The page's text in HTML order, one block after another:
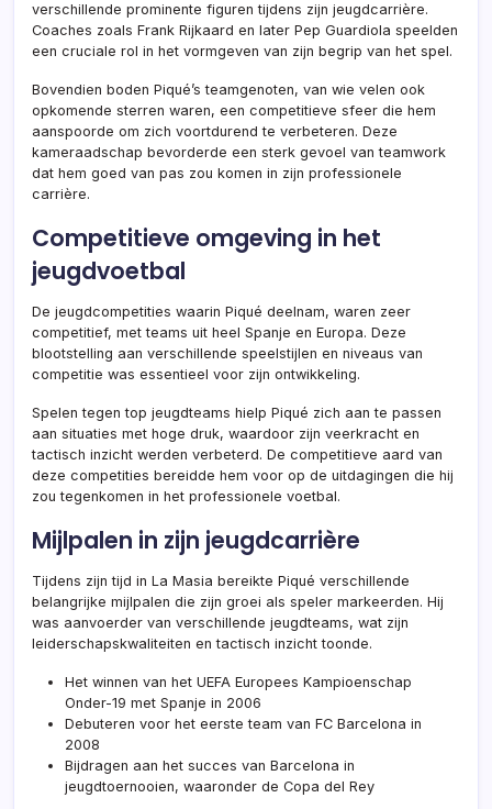
verschillende prominente figuren tijdens zijn jeugdcarrière.
Coaches zoals Frank Rijkaard en later Pep Guardiola speelden
een cruciale rol in het vormgeven van zijn begrip van het spel.
Bovendien boden Piqué’s teamgenoten, van wie velen ook
opkomende sterren waren, een competitieve sfeer die hem
aanspoorde om zich voortdurend te verbeteren. Deze
kameraadschap bevorderde een sterk gevoel van teamwork
dat hem goed van pas zou komen in zijn professionele
carrière.
Competitieve omgeving in het
jeugdvoetbal
De jeugdcompetities waarin Piqué deelnam, waren zeer
competitief, met teams uit heel Spanje en Europa. Deze
blootstelling aan verschillende speelstijlen en niveaus van
competitie was essentieel voor zijn ontwikkeling.
Spelen tegen top jeugdteams hielp Piqué zich aan te passen
aan situaties met hoge druk, waardoor zijn veerkracht en
tactisch inzicht werden verbeterd. De competitieve aard van
deze competities bereidde hem voor op de uitdagingen die hij
zou tegenkomen in het professionele voetbal.
Mijlpalen in zijn jeugdcarrière
Tijdens zijn tijd in La Masia bereikte Piqué verschillende
belangrijke mijlpalen die zijn groei als speler markeerden. Hij
was aanvoerder van verschillende jeugdteams, wat zijn
leiderschapskwaliteiten en tactisch inzicht toonde.
Het winnen van het UEFA Europees Kampioenschap
Onder-19 met Spanje in 2006
Debuteren voor het eerste team van FC Barcelona in
2008
Bijdragen aan het succes van Barcelona in
jeugdtoernooien, waaronder de Copa del Rey